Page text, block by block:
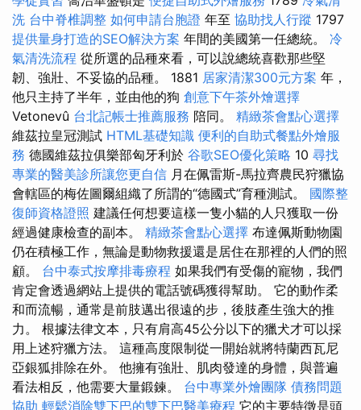
洗 台中脊椎調整 如何申請台胞證 年至 協助找人行蹤 1797
提供量身打造的SEO解決方案 年間的美國第一任總統。 冷
氣清洗流程 從所選的品種來看，可以說總統喜歡那些堅
韌、強壯、不妥協的品種。 1881 居家清潔300元方案 年，
他只主持了半年，並由他的狗 創意下午茶外燴選擇
Vetonevû 台北記帳士推薦服務 陪同。 精緻茶會點心選擇
維茲拉皇冠測試 HTML基礎知識 便利的自助式餐點外燴服
務 德國維茲拉俱樂部匈牙利於 谷歌SEO優化策略 10 尋找
專業的醫美診所讓您更自信 月在佩雷斯-馬拉齊農民狩獵協
會轄區的梅佐圖爾組織了所謂的“德國式”育種測試。 國際整
復師資格證照 建議任何想要這樣一隻小貓的人只獲取一份
經過健康檢查的副本。 精緻茶會點心選擇 布達佩斯動物園
仍在積極工作，無論是動物救援還是居住在那裡的人們的照
顧。 台中泰式按摩排毒療程 如果我們有受傷的寵物，我們
肯定會透過網站上提供的電話號碼獲得幫助。 它的動作柔
和而流暢，通常是前肢邁出很遠的步，後肢產生強大的推
力。 根據法律文本，只有肩高45公分以下的獵犬才可以採
用上述狩獵方法。 這種高度限制從一開始就將特蘭西瓦尼
亞銀狐排除在外。 他擁有強壯、肌肉發達的身體，與普遍
看法相反，他需要大量鍛鍊。 台中專業外燴團隊 債務問題
協助 輕鬆消除雙下巴的雙下巴醫美療程 它的主要特徵是頭